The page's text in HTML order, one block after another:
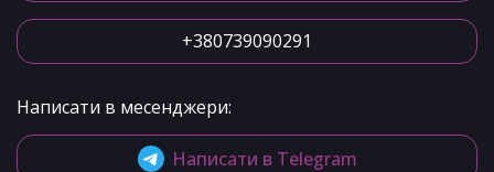
+380739090291
Написати в месенджери:
Написати в Telegram